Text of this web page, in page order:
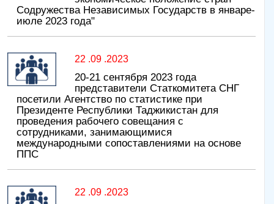
Содружества Независимых Государств в январе-
июле 2023 года"
22 .09 .2023
20-21 сентября 2023 года
представители Статкомитета СНГ
посетили Агентство по статистике при
Президенте Республики Таджикистан для
проведения рабочего совещания с
сотрудниками, занимающимися
международными сопоставлениями на основе
ППС
22 .09 .2023